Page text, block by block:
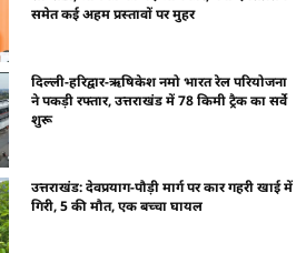
समेत कई अहम प्रस्तावों पर मुहर
दिल्ली-हरिद्वार-ऋषिकेश नमो भारत रेल परियोजना
ने पकड़ी रफ्तार, उत्तराखंड में 78 किमी ट्रैक का सर्वे
शुरू
उत्तराखंड: देवप्रयाग-पौड़ी मार्ग पर कार गहरी खाई में
गिरी, 5 की मौत, एक बच्चा घायल